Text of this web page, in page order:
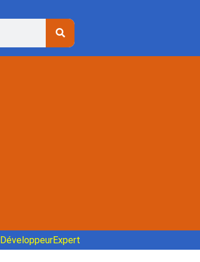
DéveloppeurExpert